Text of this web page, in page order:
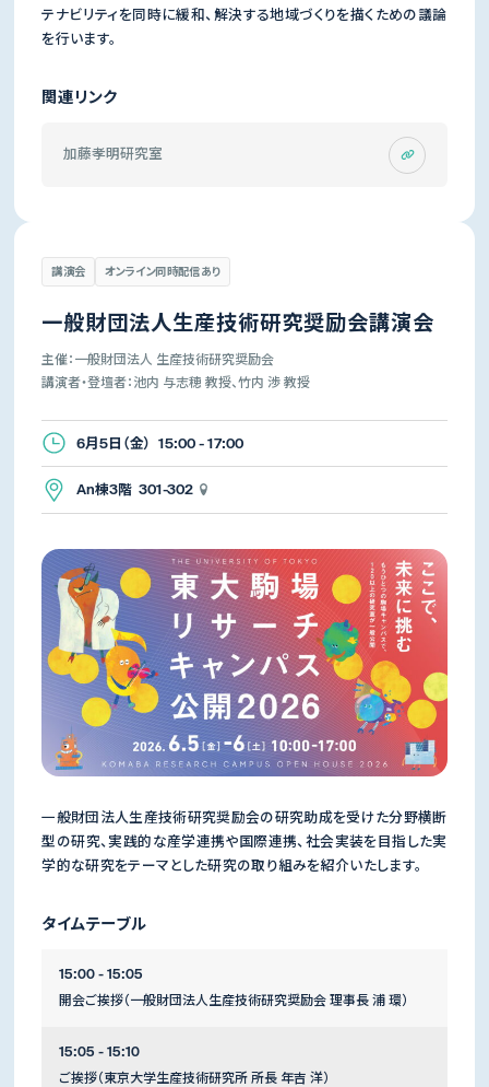
テナビリティを同時に緩和、解決する地域づくりを描くための議論
を行います。
関連リンク
加藤孝明研究室
講演会 オンライン同時配信あり
一般財団法人生産技術研究奨励会講演会
主催：一般財団法人 生産技術研究奨励会
講演者・登壇者：池内 与志穂 教授、竹内 渉 教授
6月5日（金） 15:00 - 17:00
An棟3階 301-302
一般財団法人生産技術研究奨励会の研究助成を受けた分野横断
型の研究、実践的な産学連携や国際連携、社会実装を目指した実
学的な研究をテーマとした研究の取り組みを紹介いたします。
タイムテーブル
15:00 - 15:05
開会ご挨拶（一般財団法人生産技術研究奨励会 理事長 浦 環）
15:05 - 15:10
ご挨拶（東京大学生産技術研究所 所長 年吉 洋）